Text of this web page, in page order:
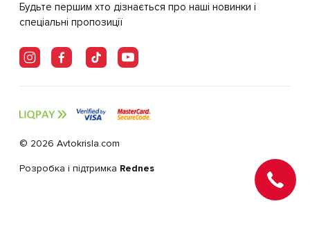
Будьте першим хто дізнається про наші новинки і
спеціальні пропозиції
© 2026 Avtokrisla.com
Розробка і підтримка Rednes